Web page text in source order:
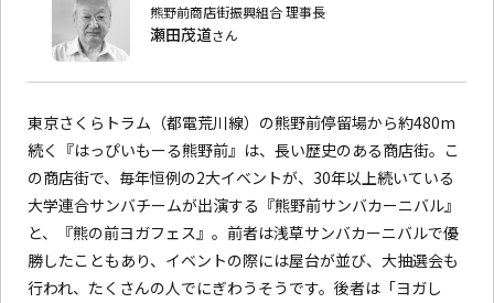
熊野前商店街振興組合 理事長
瀬田茂道さん
東京さくらトラム（都電荒川線）の熊野前停留場から約480m
続く『はっぴいもーる熊野前』は、長い歴史のある商店街。こ
の商店街で、毎年恒例の2大イベントが、30年以上続いている
大学連合サンバチームが出演する『熊野前サンバカーニバル』
と、『熊の前ヨガフェス』。前者は浅草サンバカーニバルで優
勝したこともあり、イベントの際には屋台が並び、大抽選会も
行われ、たくさんの人でにぎわうそうです。後者は「ヨガし